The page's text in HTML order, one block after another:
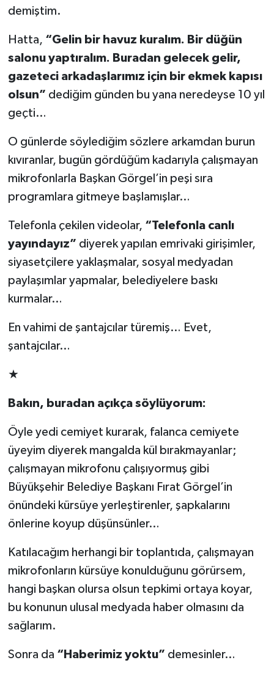
demiştim.
Hatta, “Gelin bir havuz kuralım. Bir düğün
salonu yaptıralım. Buradan gelecek gelir,
gazeteci arkadaşlarımız için bir ekmek kapısı
olsun” dediğim günden bu yana neredeyse 10 yıl
geçti…
O günlerde söylediğim sözlere arkamdan burun
kıvıranlar, bugün gördüğüm kadarıyla çalışmayan
mikrofonlarla Başkan Görgel’in peşi sıra
programlara gitmeye başlamışlar…
Telefonla çekilen videolar, “Telefonla canlı
yayındayız” diyerek yapılan emrivaki girişimler,
siyasetçilere yaklaşmalar, sosyal medyadan
paylaşımlar yapmalar, belediyelere baskı
kurmalar…
En vahimi de şantajcılar türemiş… Evet,
şantajcılar…
★
Bakın, buradan açıkça söylüyorum:
Öyle yedi cemiyet kurarak, falanca cemiyete
üyeyim diyerek mangalda kül bırakmayanlar;
çalışmayan mikrofonu çalışıyormuş gibi
Büyükşehir Belediye Başkanı Fırat Görgel’in
önündeki kürsüye yerleştirenler, şapkalarını
önlerine koyup düşünsünler…
Katılacağım herhangi bir toplantıda, çalışmayan
mikrofonların kürsüye konulduğunu görürsem,
hangi başkan olursa olsun tepkimi ortaya koyar,
bu konunun ulusal medyada haber olmasını da
sağlarım.
Sonra da “Haberimiz yoktu” demesinler…